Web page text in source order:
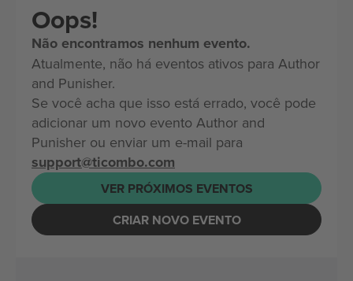
Oops!
Não encontramos nenhum evento.
Atualmente, não há eventos ativos para Author
and Punisher.
Se você acha que isso está errado, você pode
adicionar um novo evento Author and
Punisher ou enviar um e-mail para
support@ticombo.com
VER PRÓXIMOS EVENTOS
CRIAR NOVO EVENTO